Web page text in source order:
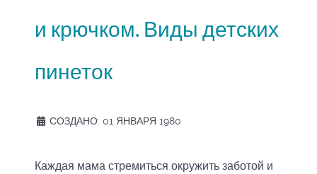
и крючком. Виды детских
пинеток
СОЗДАНО: 01 ЯНВАРЯ 1980
Каждая мама стремиться окружить заботой и